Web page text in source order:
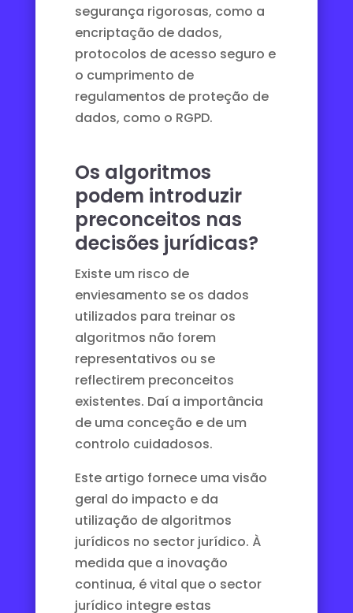
segurança rigorosas, como a
encriptação de dados,
protocolos de acesso seguro e
o cumprimento de
regulamentos de proteção de
dados, como o RGPD.
Os algoritmos
podem introduzir
preconceitos nas
decisões jurídicas?
Existe um risco de
enviesamento se os dados
utilizados para treinar os
algoritmos não forem
representativos ou se
reflectirem preconceitos
existentes. Daí a importância
de uma conceção e de um
controlo cuidadosos.
Este artigo fornece uma visão
geral do impacto e da
utilização de algoritmos
jurídicos no sector jurídico. À
medida que a inovação
continua, é vital que o sector
jurídico integre estas